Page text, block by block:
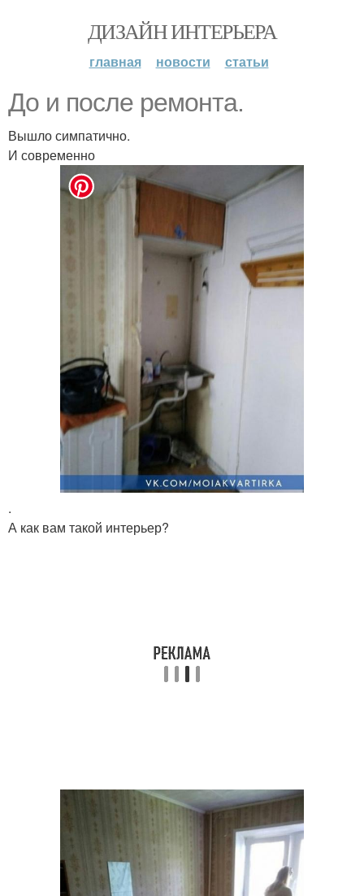
ДИЗАЙН ИНТЕРЬЕРА
главная новости статьи
До и после ремонта.
Вышло симпатично.
И современно
.
А как вам такой интерьер?